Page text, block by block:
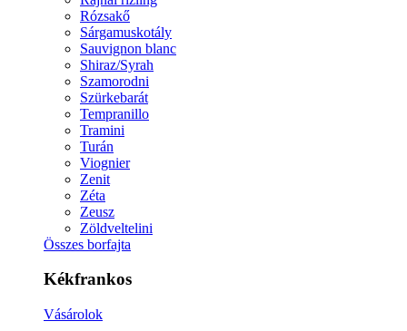
Rózsakő
Sárgamuskotály
Sauvignon blanc
Shiraz/Syrah
Szamorodni
Szürkebarát
Tempranillo
Tramini
Turán
Viognier
Zenit
Zéta
Zeusz
Zöldveltelini
Összes borfajta
Kékfrankos
Vásárolok